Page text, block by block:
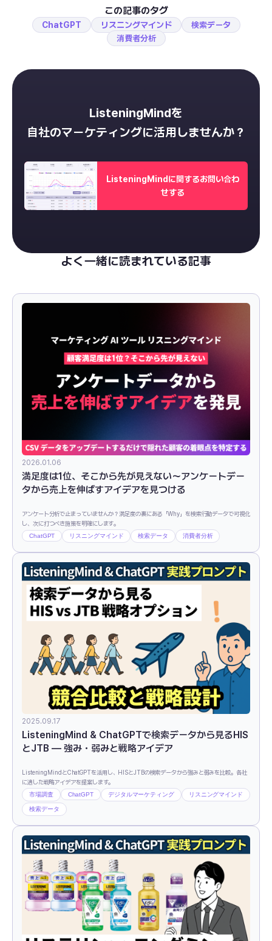
この記事のタグ
ChatGPT リスニングマインド
検索データ
消費者分析
ListeningMindを
自社のマーケティングに活用しませんか？
ListeningMindに関するお問い合わ
せする
よく一緒に読まれている記事
2026.01.06
満足度は1位、そこから先が見えない〜アンケートデー
タから売上を伸ばすアイデアを見つける
アンケート分析で止まっていませんか？満足度の裏にある「Why」を検索行動データで可視化
し、次に打つべき施策を明確にします。
ChatGPT リスニングマインド 検索データ 消費者分析
2025.09.17
ListeningMind & ChatGPTで検索データから見るHIS
とJTB ― 強み・弱みと戦略アイデア
ListeningMindとChatGPTを活用し、HISとJTBの検索データから強みと弱みを比較。各社
に適した戦略アイデアを提案します。
市場調査 ChatGPT デジタルマーケティング リスニングマインド
検索データ